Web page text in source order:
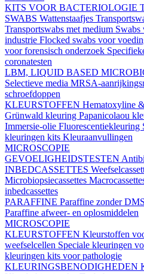
KITS VOOR BACTERIOLOGIE
SWABS Wattenstaafjes
Transportswabs met medium Swabs
industrie Flocked swabs voor
voor forensisch onderzoek
coronatesten
LBM, LIQUID BASED
Selectieve media MRSA-
schroefdoppen
KLEURSTOFFEN Hematoxyline
Grünwald kleuring Papanicolaou
Immersie-olie Fluorescentiekleuring
kleuringen kits Kleuraanvullingen
MICROSCOPIE
GEVOELIGHEIDSTESTEN
INBEDCASSETTES
Microbiopsiecassettes
inbedcassettes
PARAFFINE Paraffine zonder
Paraffine afweer- en oplosmiddelen
MICROSCOPIE
KLEURSTOFFEN Kleurstoffen
weefselcellen Speciale kleuringen
kleuringen kits voor pathologie
KLEURINGSBENODIGHEDEN